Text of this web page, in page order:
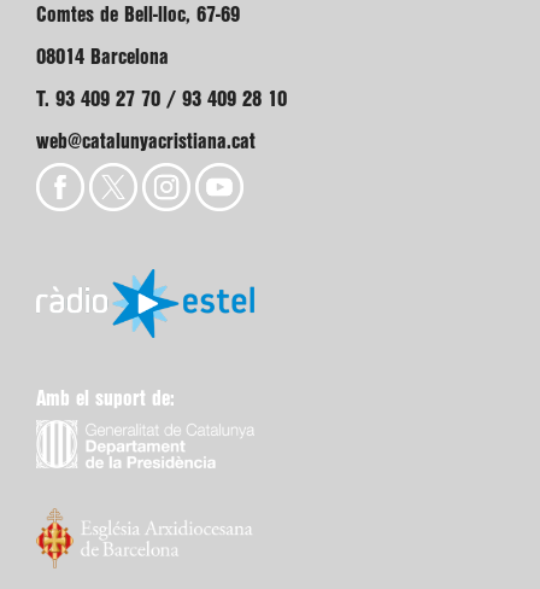
Comtes de Bell-lloc, 67-69
08014 Barcelona
T. 93 409 27 70 / 93 409 28 10
web@catalunyacristiana.cat
Amb el suport de: